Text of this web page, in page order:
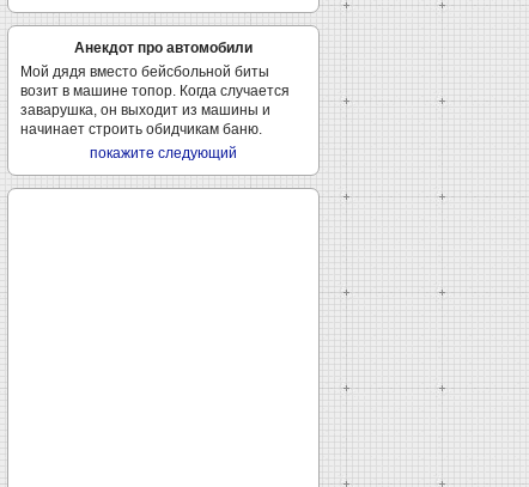
Анекдот про автомобили
Мой дядя вместо бейсбольной биты
возит в машине топор. Когда случается
заварушка, он выходит из машины и
начинает строить обидчикам баню.
покажите следующий